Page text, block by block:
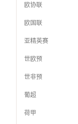
欧协联
欧国联
亚精英赛
世欧预
世非预
葡超
荷甲